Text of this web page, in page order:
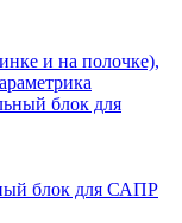
и на полочке),
блок для САПР